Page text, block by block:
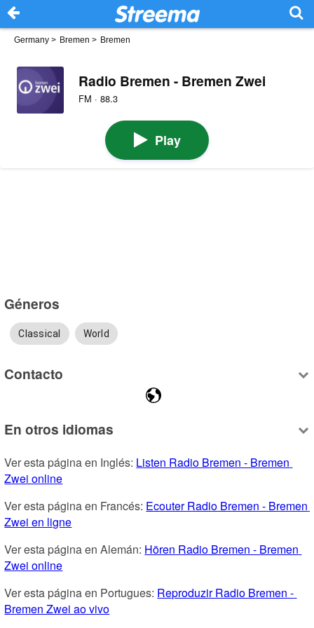
Germany > Bremen > Bremen
Radio Bremen - Bremen Zwei
FM · 88.3
Play
Géneros
Classical World
Contacto
En otros idiomas
Ver esta página en Inglés: Listen Radio Bremen - Bremen
Zwei online
Ver esta página en Francés: Ecouter Radio Bremen - Bremen
Zwei en ligne
Ver esta página en Alemán: Hören Radio Bremen - Bremen
Zwei online
Ver esta página en Portugues: Reproduzir Radio Bremen -
Bremen Zwei ao vivo